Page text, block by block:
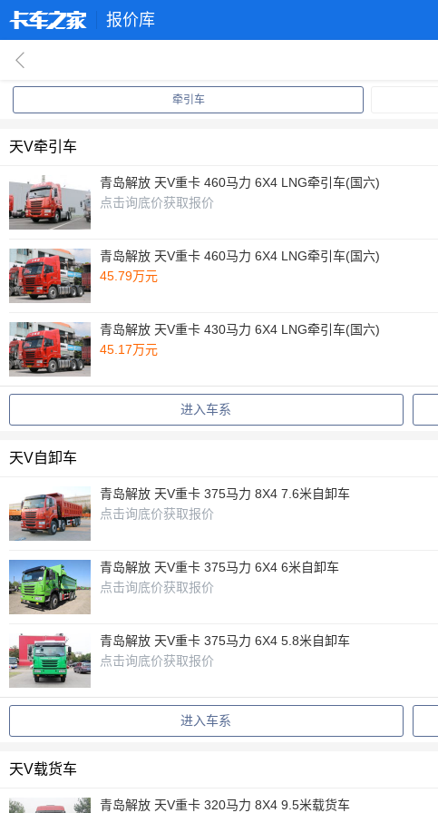
报价库
回
牵引车
天V牵引车
青岛解放 天V重卡 460马力 6X4 LNG牵引车(国六)
点击询底价获取报价
青岛解放 天V重卡 460马力 6X4 LNG牵引车(国六)
45.79万元
青岛解放 天V重卡 430马力 6X4 LNG牵引车(国六)
45.17万元
进入车系
天V自卸车
青岛解放 天V重卡 375马力 8X4 7.6米自卸车
点击询底价获取报价
青岛解放 天V重卡 375马力 6X4 6米自卸车
点击询底价获取报价
青岛解放 天V重卡 375马力 6X4 5.8米自卸车
点击询底价获取报价
进入车系
天V载货车
青岛解放 天V重卡 320马力 8X4 9.5米载货车